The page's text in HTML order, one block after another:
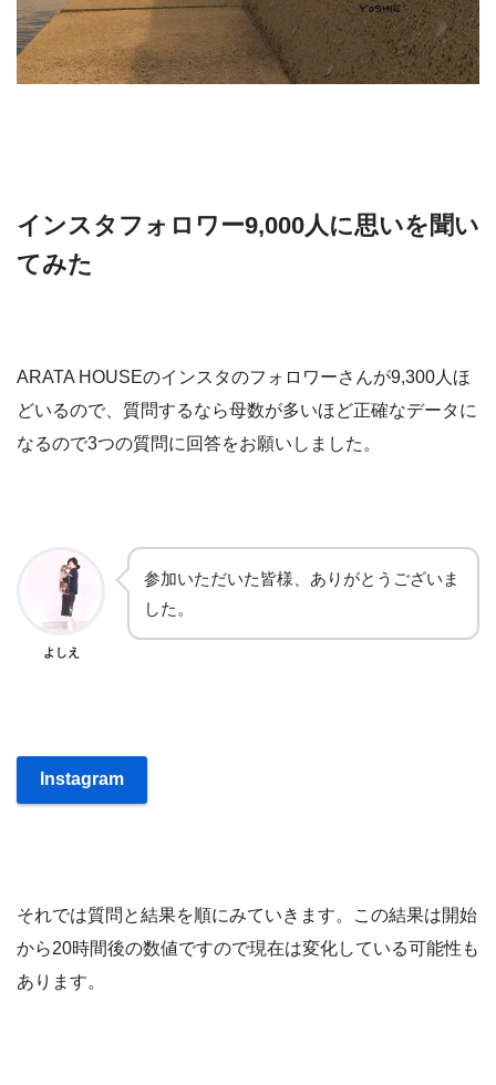
インスタフォロワー9,000人に思いを聞い
てみた
ARATA HOUSEのインスタのフォロワーさんが9,300人ほ
どいるので、質問するなら母数が多いほど正確なデータに
なるので3つの質問に回答をお願いしました。
よしえ
参加いただいた皆様、ありがとうございま
した。
Instagram
それでは質問と結果を順にみていきます。この結果は開始
から20時間後の数値ですので現在は変化している可能性も
あります。